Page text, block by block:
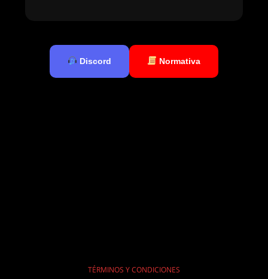
Discord Normativa
TÉRMINOS Y CONDICIONES